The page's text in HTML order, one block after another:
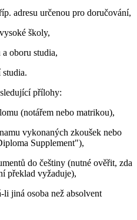
adresu určenou pro doručování,
školy,
oboru studia,
studia.
přílohy:
(notářem nebo matrikou),
vykonaných zkoušek nebo
Supplement"),
do češtiny (nutné ověřit, zda
překlad vyžaduje),
li jiná osoba než absolvent